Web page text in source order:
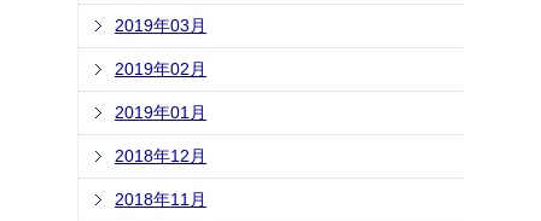
2019年03月
2019年02月
2019年01月
2018年12月
2018年11月